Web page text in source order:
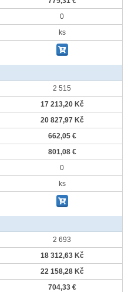
0
ks
2 515
17 213,20 Kč
20 827,97 Kč
662,05 €
801,08 €
0
ks
2 693
18 312,63 Kč
22 158,28 Kč
704,33 €